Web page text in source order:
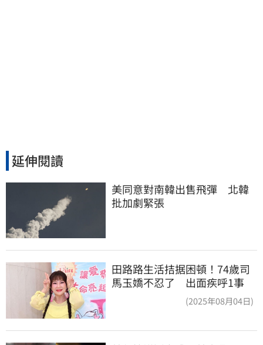
延伸閱讀
美同意對南韓出售飛彈　北韓
批加劇緊張
田路路生活拮据困頓！74歲司
馬玉嬌不忍了 出面疾呼1事
(2025年08月04日)